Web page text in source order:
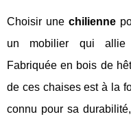
Choisir une chilienne
un mobilier qui allie
Fabriquée en bois de
de ces chaises est à la
connu pour sa